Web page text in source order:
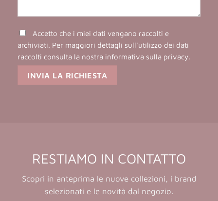
Accetto che i miei dati vengano raccolti e
archiviati. Per maggiori dettagli sull'utilizzo dei dati
raccolti consulta la nostra informativa sulla privacy.
RESTIAMO IN CONTATTO
Scopri in anteprima le nuove collezioni, i brand
selezionati e le novità dal negozio.